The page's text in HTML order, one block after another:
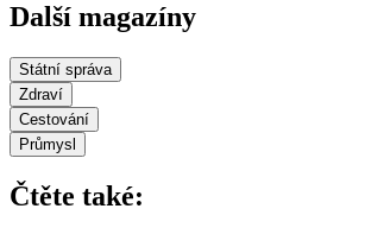
Další magazíny
Státní správa
Zdraví
Cestování
Průmysl
Čtěte také: